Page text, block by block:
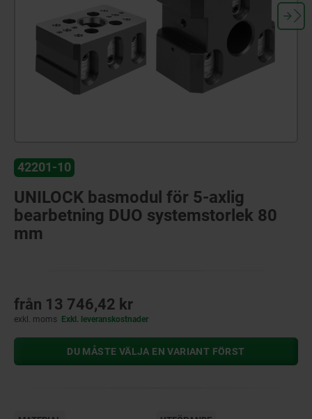
42201-10
UNILOCK basmodul för 5-axlig
bearbetning DUO systemstorlek 80
mm
från 13 746,42 kr
exkl. moms Exkl. leveranskostnader
DU MÅSTE VÄLJA EN VARIANT FÖRST